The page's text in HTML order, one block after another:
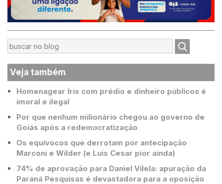
Veja também
Homenagear Iris com prédio e dinheiro públicos é
imoral e ilegal
Por que nenhum milionário chegou ao governo de
Goiás após a redemocratização
Os equívocos que derrotam por antecipação
Marconi e Wilder (e Luis Cesar pior ainda)
74% de aprovação para Daniel Vilela: apuração da
Paraná Pesquisas é devastadora para a oposição